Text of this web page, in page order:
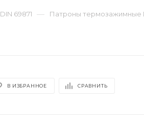
DIN 69871 — Патроны термозажимные
В ИЗБРАННОЕ СРАВНИТЬ